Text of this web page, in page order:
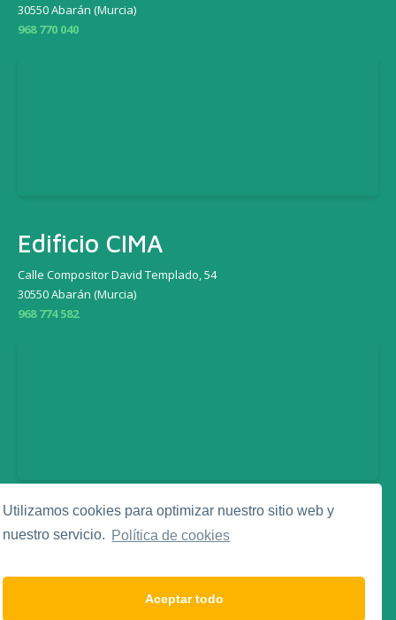
Utilizamos cookies para optimizar nuestro sitio web y
nuestro servicio. Política de cookies
Aceptar todo
30550 Abarán (Murcia)
968 770 040
Edificio CIMA
Calle Compositor David Templado, 54
30550 Abarán (Murcia)
968 774 582
Legal
Política de Privacidad